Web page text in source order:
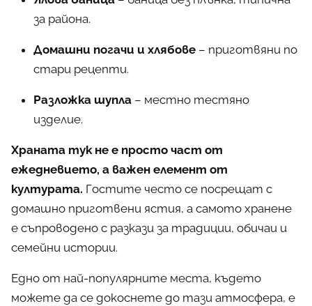
за района.
Домашни погачи и хлябове – приготвяни по
стари рецепти.
Разложка шупла – местно тестяно
изделие.
Храната тук не е просто част от
ежедневието, а важен елемент от
културата. Гостите често се посрещат с
домашно приготвени ястия, а самото хранене
е съпроводено с разкази за традиции, обичаи и
семейни истории.
Едно от най-популярните места, където
можете да се докоснете до тази атмосфера, е